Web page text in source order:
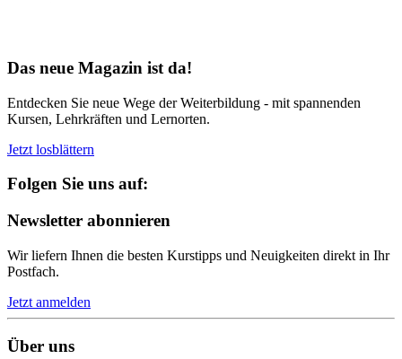
Das neue Magazin ist da!
Entdecken Sie neue Wege der Weiterbildung - mit spannenden
Kursen, Lehrkräften und Lernorten.
Jetzt losblättern
Folgen Sie uns auf:
Newsletter abonnieren
Wir liefern Ihnen die besten Kurstipps und Neuigkeiten direkt in Ihr
Postfach.
Jetzt anmelden
Über uns